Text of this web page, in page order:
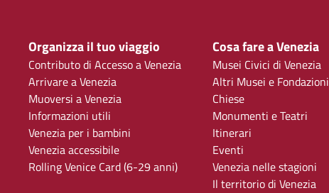
Organizza il tuo viaggio
Contributo di Accesso a Venezia
Arrivare a Venezia
Muoversi a Venezia
Informazioni utili
Venezia per i bambini
Venezia accessibile
Rolling Venice Card (6-29 anni)
Cosa fare a Venezia
Musei Civici di Venezia
Altri Musei e Fondazioni
Chiese
Monumenti e Teatri
Itinerari
Eventi
Venezia nelle stagioni
Il territorio di Venezia